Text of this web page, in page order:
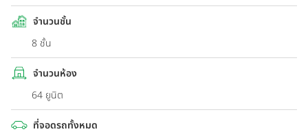
จำนวนชั้น
8 ชั้น
จำนวนห้อง
64 ยูนิต
ที่จอดรถทั้งหมด